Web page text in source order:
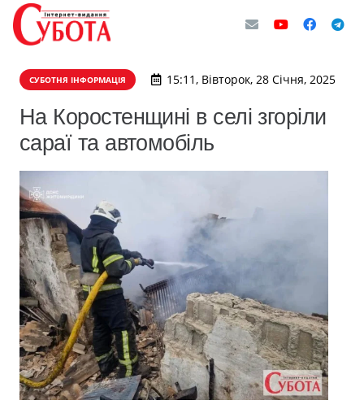
СУБОТНЯ ІНФОРМАЦІЯ 15:11, Вівторок, 28 Січня, 2025
На Коростенщині в селі згоріли
сараї та автомобіль